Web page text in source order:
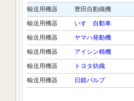
輸送用機器
豊田自動織機
輸送用機器
いすゞ自動車
輸送用機器
ヤマハ発動機
輸送用機器
アイシン精機
輸送用機器
トヨタ紡織
輸送用機器
日鍛バルブ